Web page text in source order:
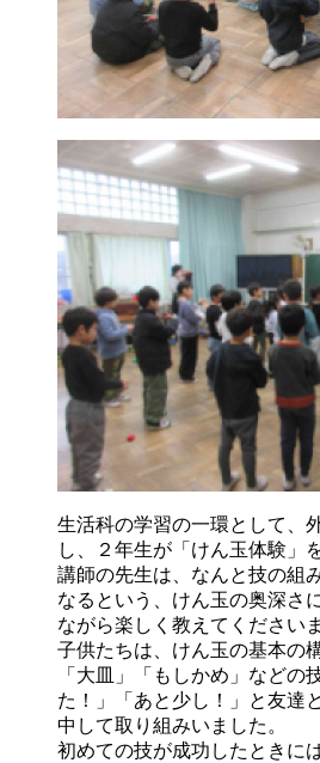
生活科の学習の一環として、
し、２年生が「けん玉体験」
講師の先生は、なんと技の組
なるという、けん玉の奥深さ
ながら楽しく教えてください
子供たちは、けん玉の基本の
「大皿」「もしかめ」などの
た！」「あと少し！」と友達
中して取り組みいました。
初めての技が成功したときに